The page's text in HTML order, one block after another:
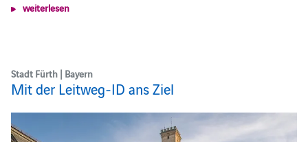
weiterlesen
Stadt Fürth | Bayern
Mit der Leitweg-ID ans Ziel